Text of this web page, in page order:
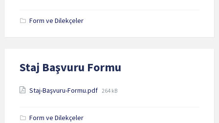
Form ve Dilekçeler
Staj Başvuru Formu
Attachments
Staj-Başvuru-Formu.pdf File
264 kB
Form ve Dilekçeler